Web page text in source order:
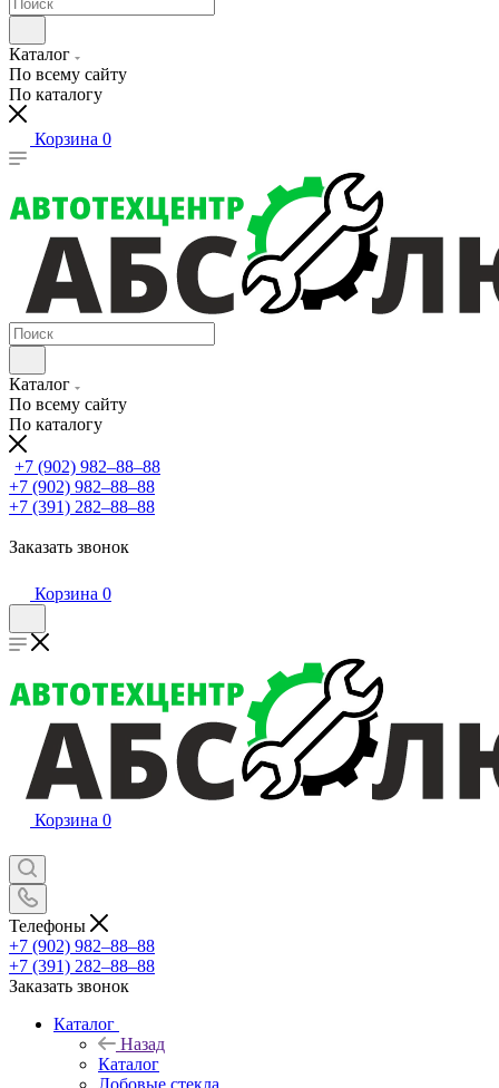
Каталог
По всему сайту
По каталогу
Корзина 0
Каталог
По всему сайту
По каталогу
+7 (902) 982‒88‒88
+7 (902) 982‒88‒88
+7 (391) 282‒88‒88
Заказать звонок
Корзина 0
Корзина 0
Телефоны
+7 (902) 982‒88‒88
+7 (391) 282‒88‒88
Заказать звонок
Каталог
Назад
Каталог
Лобовые стекла